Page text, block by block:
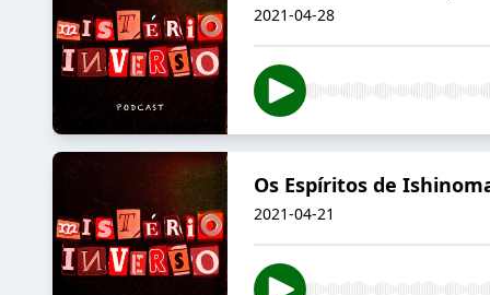
2021-04-28
Os Espíritos de
2021-04-21